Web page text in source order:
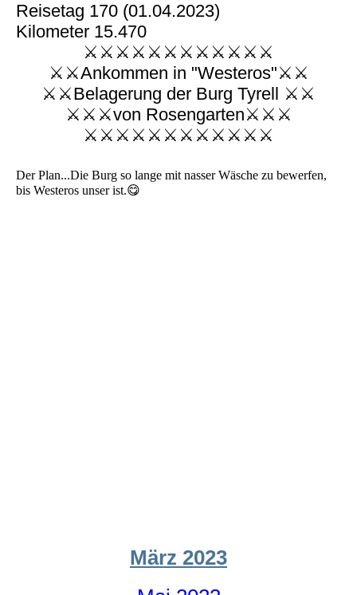
Reisetag 170 (01.04.2023)
Kilometer 15.470
⚔️⚔️⚔️⚔️⚔️⚔️⚔️⚔️⚔️⚔️⚔️⚔️
⚔️⚔️Ankommen in "Westeros"⚔️⚔️
⚔️⚔️Belagerung der Burg Tyrell ⚔️⚔️
⚔️⚔️⚔️von Rosengarten⚔️⚔️⚔️
⚔️⚔️⚔️⚔️⚔️⚔️⚔️⚔️⚔️⚔️⚔️⚔️
Der Plan...Die Burg so lange mit nasser Wäsche zu bewerfen,
bis Westeros unser ist.😋
März 2023